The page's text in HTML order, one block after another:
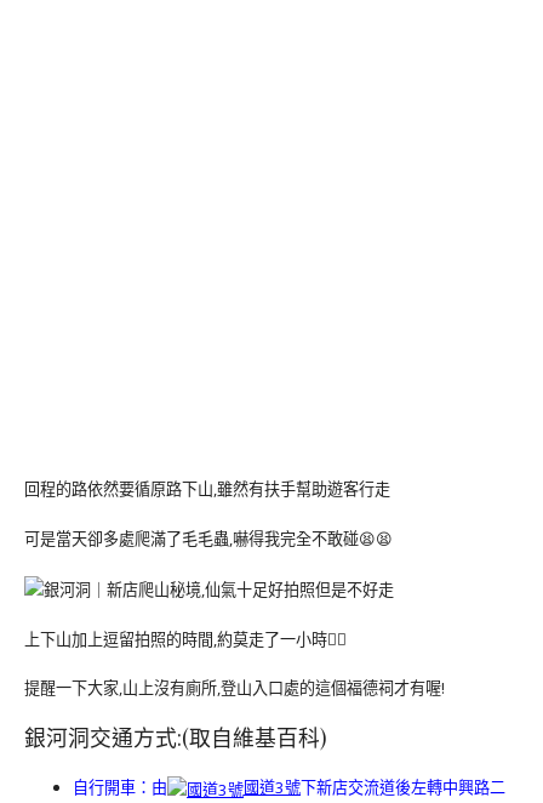
回程的路依然要循原路下山,雖然有扶手幫助遊客行走
可是當天卻多處爬滿了毛毛蟲,嚇得我完全不敢碰😫😫
上下山加上逗留拍照的時間,約莫走了一小時🚶‍♀️
提醒一下大家,山上沒有廁所,登山入口處的這個福德祠才有喔!
銀河洞交通方式:(取自維基百科)
自行開車：由 國道3號下新店交流道後左轉中興路二